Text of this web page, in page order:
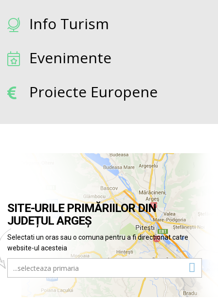
Info Turism
Evenimente
Proiecte Europene
SITE-URILE PRIMĂRIILOR DIN
JUDEȚUL ARGEȘ
Selectati un oras sau o comuna pentru a fi directionat catre
website-ul acesteia